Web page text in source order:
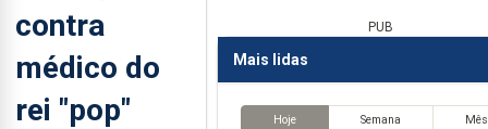
contra
médico do
rei "pop"
PUB
Mais lidas
Hoje Semana Mês